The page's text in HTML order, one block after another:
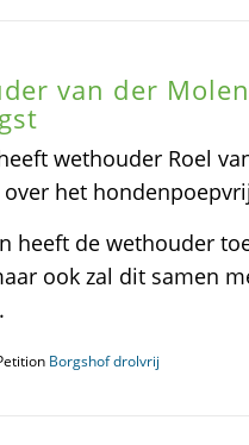
van der
wethouder Roel
het
heeft de wethouder
ook zal dit samen
Borgshof drolvrij